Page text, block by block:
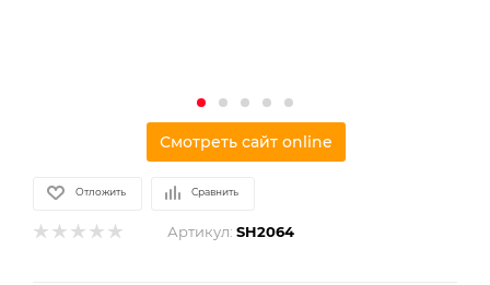
Смотреть сайт online
Отложить Сравнить
Артикул: SH2064